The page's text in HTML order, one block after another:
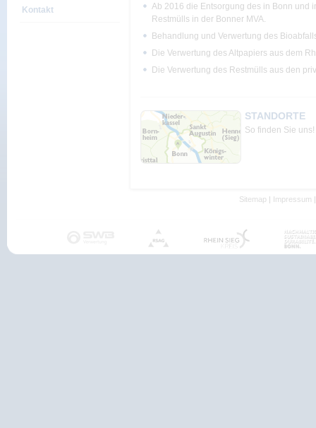
Kontakt
Ab 2016 die Entsorgung des in Bonn und
Restmülls in der Bonner MVA.
Behandlung und Verwertung des
Die Verwertung des Altpapiers aus dem
Die Verwertung des Restmülls aus den
STANDORTE
So finden Sie uns!
Sitemap | Impressum